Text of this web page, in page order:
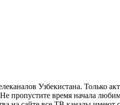
Узбекистана. Только
пропустите время начала